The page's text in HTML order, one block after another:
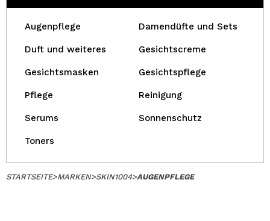
Augenpflege Damendüfte und Sets
Duft und weiteres Gesichtscreme
Gesichtsmasken Gesichtspflege
Pflege Reinigung
Serums Sonnenschutz
Toners
STARTSEITE>MARKEN>SKIN1004>AUGENPFLEGE